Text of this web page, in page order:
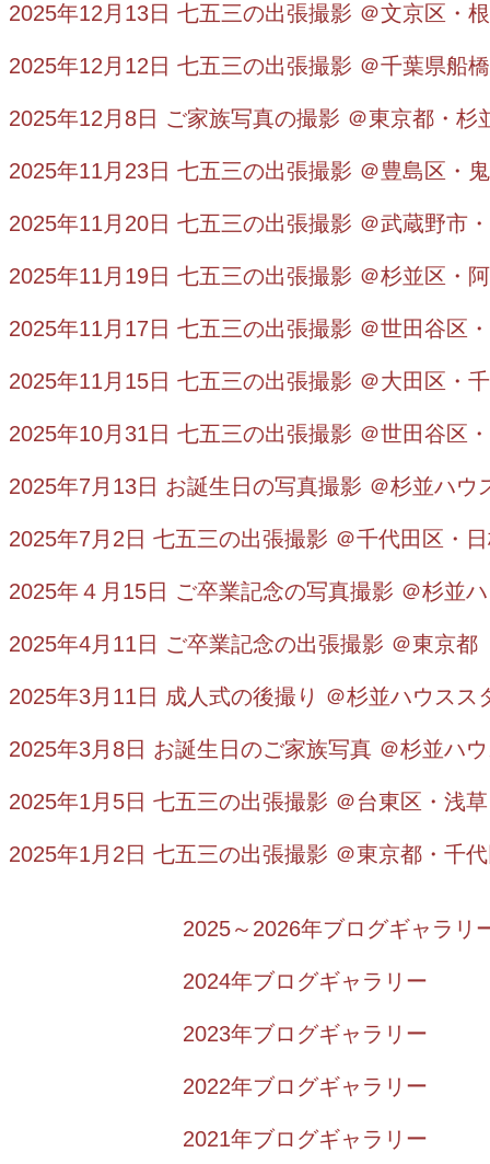
2025年12月13日 七五三の出張撮影 ＠文京区・
2025年12月12日 七五三の出張撮影 ＠千葉県船
2025年12月8日 ご家族写真の撮影 ＠東京都・杉
2025年11月23日 七五三の出張撮影 ＠豊島区・
2025年11月20日 七五三の出張撮影 ＠武蔵野市
2025年11月19日 七五三の出張撮影 ＠杉並区・
2025年11月17日 七五三の出張撮影 ＠世田谷区
2025年11月15日 七五三の出張撮影 ＠大田区・
2025年10月31日 七五三の出張撮影 ＠世田谷区
2025年7月13日 お誕生日の写真撮影 ＠杉並ハウ
2025年7月2日 七五三の出張撮影 ＠千代田区・
2025年４月15日 ご卒業記念の写真撮影 ＠杉並
2025年4月11日 ご卒業記念の出張撮影 ＠東京都
2025年3月11日 成人式の後撮り ＠杉並ハウスス
2025年3月8日 お誕生日のご家族写真 ＠杉並ハ
2025年1月5日 七五三の出張撮影 ＠台東区・浅草
2025年1月2日 七五三の出張撮影 ＠東京都 ・ 千
2025～2026年ブログギャラリ
2024年ブログギャラリー
2023年ブログギャラリー
2022年ブログギャラリー
2021年ブログギャラリー